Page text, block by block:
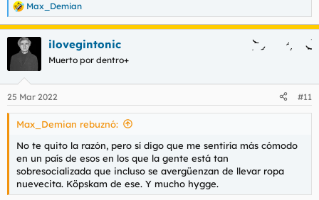
R
e
a
c
e
s
Max_Demian
ilovegintonic
Muerto por dentro+
25 Mar 2022 #11
Max_Demian rebuznó:
No te quito la razón, pero sí digo que me sentiría más cómodo
en un país de esos en los que la gente está tan
sobresocializada que incluso se avergüenzan de llevar ropa
nuevecita. Köpskam de ese. Y mucho hygge.